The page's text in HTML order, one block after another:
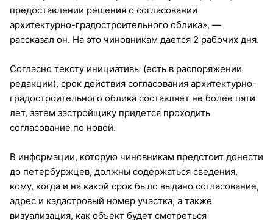
предоставлении решения о согласовании
архитектурно-градостроительного облика», —
рассказал он. На это чиновникам дается 2 рабочих дня.
Согласно тексту инициативы (есть в распоряжении
редакции), срок действия согласования архитектурно-
градостроительного облика составляет не более пяти
лет, затем застройщику придется проходить
согласование по новой.
В информации, которую чиновникам предстоит донести
до петербуржцев, должны содержаться сведения,
кому, когда и на какой срок было выдано согласование,
адрес и кадастровый номер участка, а также
визуализация, как объект будет смотреться